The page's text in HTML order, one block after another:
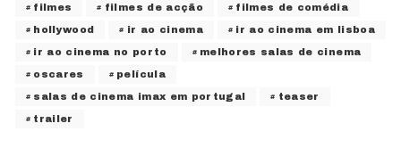
filmes filmes de acção filmes de comédia
hollywood ir ao cinema ir ao cinema em lisboa
ir ao cinema no porto melhores salas de cinema
oscares película
salas de cinema imax em portugal teaser
trailer